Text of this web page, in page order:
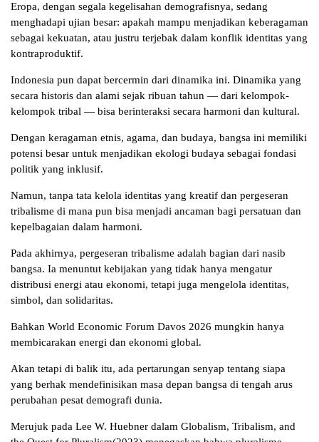
Eropa, dengan segala kegelisahan demografisnya, sedang
menghadapi ujian besar: apakah mampu menjadikan keberagaman
sebagai kekuatan, atau justru terjebak dalam konflik identitas yang
kontraproduktif.
Indonesia pun dapat bercermin dari dinamika ini. Dinamika yang
secara historis dan alami sejak ribuan tahun — dari kelompok-
kelompok tribal — bisa berinteraksi secara harmoni dan kultural.
Dengan keragaman etnis, agama, dan budaya, bangsa ini memiliki
potensi besar untuk menjadikan ekologi budaya sebagai fondasi
politik yang inklusif.
Namun, tanpa tata kelola identitas yang kreatif dan pergeseran
tribalisme di mana pun bisa menjadi ancaman bagi persatuan dan
kepelbagaian dalam harmoni.
Pada akhirnya, pergeseran tribalisme adalah bagian dari nasib
bangsa. Ia menuntut kebijakan yang tidak hanya mengatur
distribusi energi atau ekonomi, tetapi juga mengelola identitas,
simbol, dan solidaritas.
Bahkan World Economic Forum Davos 2026 mungkin hanya
membicarakan energi dan ekonomi global.
Akan tetapi di balik itu, ada pertarungan senyap tentang siapa
yang berhak mendefinisikan masa depan bangsa di tengah arus
perubahan pesat demografi dunia.
Merujuk pada Lee W. Huebner dalam Globalism, Tribalism, and